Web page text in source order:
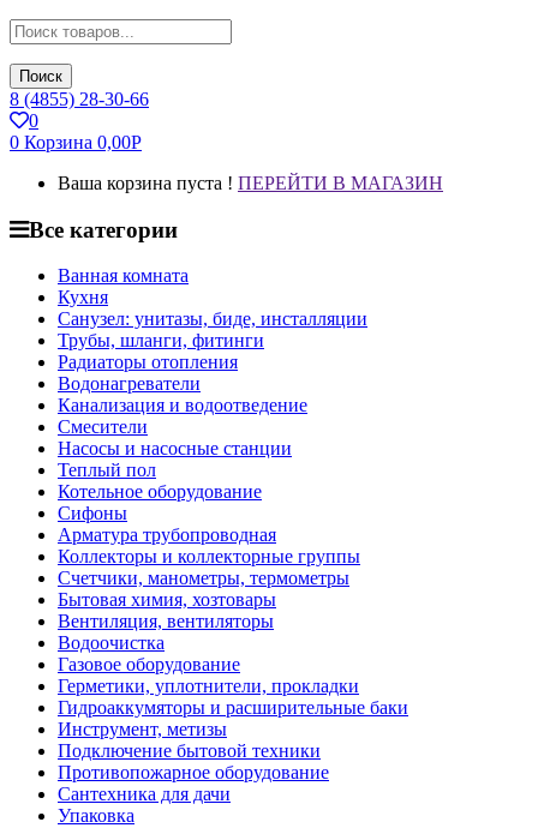
Поиск
8 (4855) 28-30-66
0
0 Корзина 0,00Р
Ваша корзина пуста ! ПЕРЕЙТИ В МАГАЗИН
Все категории
Ванная комната
Кухня
Санузел: унитазы, биде, инсталляции
Трубы, шланги, фитинги
Радиаторы отопления
Водонагреватели
Канализация и водоотведение
Смесители
Насосы и насосные станции
Теплый пол
Котельное оборудование
Сифоны
Арматура трубопроводная
Коллекторы и коллекторные группы
Счетчики, манометры, термометры
Бытовая химия, хозтовары
Вентиляция, вентиляторы
Водоочистка
Газовое оборудование
Герметики, уплотнители, прокладки
Гидроаккумяторы и расширительные баки
Инструмент, метизы
Подключение бытовой техники
Противопожарное оборудование
Сантехника для дачи
Упаковка